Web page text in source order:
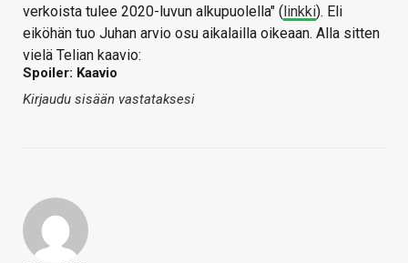
verkoista tulee 2020-luvun alkupuolella" ( linkki). Eli
eiköhän tuo Juhan arvio osu aikalailla oikeaan. Alla sitten
vielä Telian kaavio:
Spoiler: Kaavio
Kirjaudu sisään vastataksesi